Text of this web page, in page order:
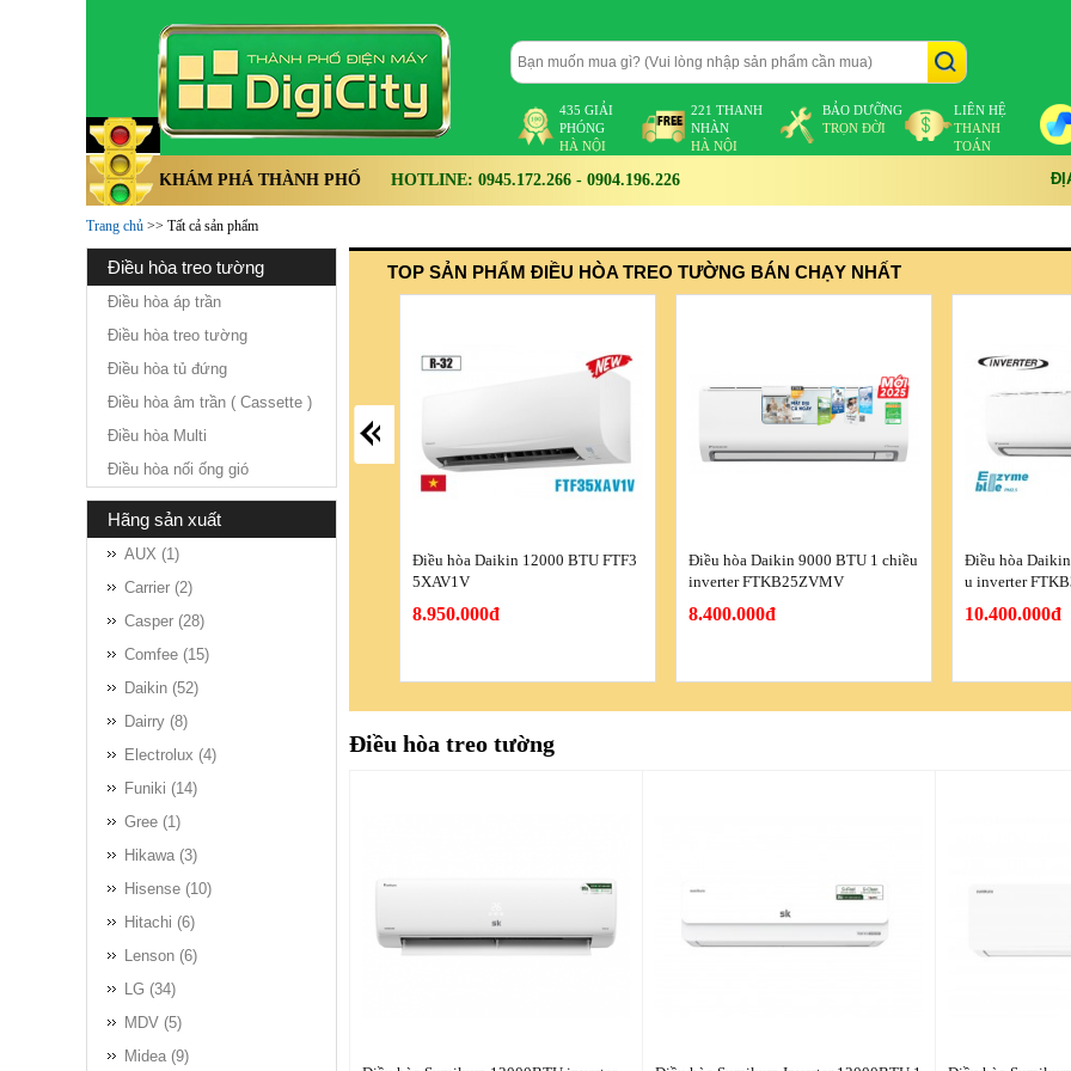
435 GIẢI
PHÓNG
HÀ NỘI
221 THANH
NHÀN
HÀ NỘI
BẢO DƯỠNG
TRỌN ĐỜI
LIÊN HỆ
THANH
TOÁN
KHÁM PHÁ THÀNH PHỐ HOTLINE: 0945.172.266 - 0904.196.226
Trang chủ >> Tất cả sản phẩm
điều hòa treo tường
Điều hòa áp trần
Điều hòa treo tường
Điều hòa tủ đứng
Điều hòa âm trần ( Cassette )
Điều hòa Multi
Điều hòa nối ống gió
hãng sản xuất
AUX (1)
Carrier (2)
Casper (28)
Comfee (15)
Daikin (52)
Dairry (8)
Electrolux (4)
Funiki (14)
Gree (1)
Hikawa (3)
Hisense (10)
Hitachi (6)
Lenson (6)
LG (34)
MDV (5)
Midea (9)
TOP SẢN PHẨM ĐIỀU HÒA TREO TƯỜNG BÁN CHẠY NHẤT
Điều hòa Daikin 12000 BTU FTF3
5XAV1V
8.950.000đ
Điều hòa Daikin 9000 BTU 1 chiều
inverter FTKB25ZVMV
8.400.000đ
Điều hòa
u inverter
10.400.000đ
Điều hòa Comfee 1 chiều Inverter 9
Điều hòa Mitsubishi Heavy inverte
Điều hòa
Điều hòa treo tường